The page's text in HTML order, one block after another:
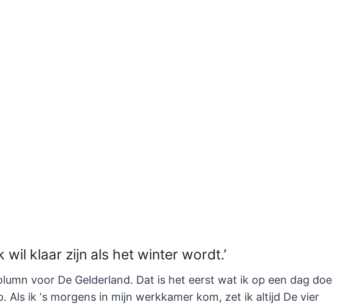
wil klaar zijn als het winter wordt.’
voor De Gelderland. Dat is het eerst wat ik op een dag doe
Als ik ‘s morgens in mijn werkkamer kom, zet ik altijd De vier